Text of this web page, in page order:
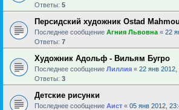
Ответы: 5
Персидский художник Ostad
Последнее сообщение Агния Львовна « 22
Ответы: 7
Художник Адольф - Вильям Бугро
Последнее сообщение Лиллия « 22 янв 2012,
Ответы: 3
Детские рисунки
Последнее сообщение Аист « 05 янв 2012,